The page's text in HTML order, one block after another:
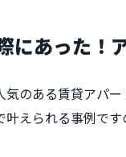
にあった！
気のある賃貸アパ
えられる事例です